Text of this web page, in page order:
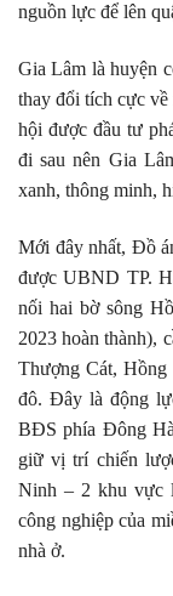
nguồn lực để lên
Gia Lâm là huyện
thay đổi tích cực về
hội được đầu tư
đi sau nên Gia
xanh, thông minh,
Mới đây nhất, Đồ
được UBND TP.
nối hai bờ sông
2023 hoàn thành),
Thượng Cát,
đô. Đây là động
BĐS phía Đông
giữ vị trí chiến
Ninh – 2 khu vực
công nghiệp của
nhà ở.